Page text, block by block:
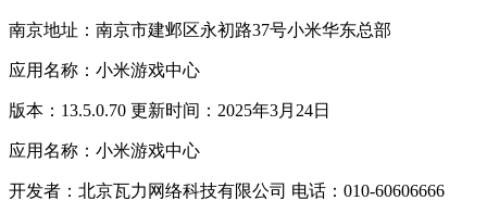
南京地址：南京市建邺区永初路37号小米华东总部
应用名称：小米游戏中心
版本：13.5.0.70 更新时间：2025年3月24日
应用名称：小米游戏中心
开发者：北京瓦力网络科技有限公司 电话：010-60606666